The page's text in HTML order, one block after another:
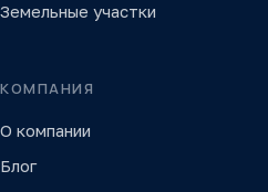
Земельные участки
КОМПАНИЯ
О компании
Блог